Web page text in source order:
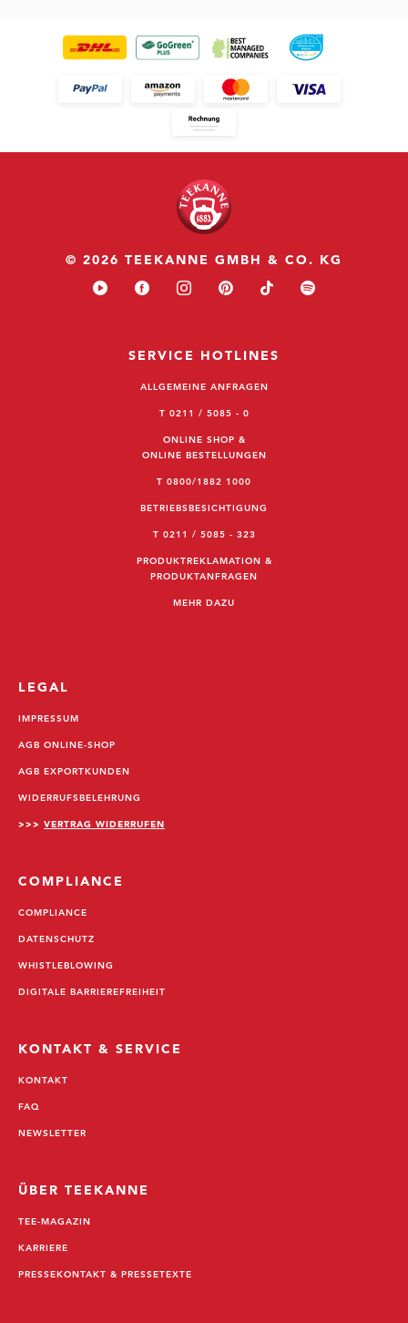
© 2026 TEEKANNE GMBH & CO. KG
SERVICE HOTLINES
ALLGEMEINE ANFRAGEN
T 0211 / 5085 - 0
ONLINE SHOP &
ONLINE BESTELLUNGEN
T 0800/1882 1000
BETRIEBSBESICHTIGUNG
T 0211 / 5085 - 323
PRODUKTREKLAMATION &
PRODUKTANFRAGEN
MEHR DAZU
LEGAL
IMPRESSUM
AGB ONLINE-SHOP
AGB EXPORTKUNDEN
WIDERRUFSBELEHRUNG
>>> VERTRAG WIDERRUFEN
COMPLIANCE
COMPLIANCE
DATENSCHUTZ
WHISTLEBLOWING
DIGITALE BARRIEREFREIHEIT
KONTAKT & SERVICE
KONTAKT
FAQ
NEWSLETTER
ÜBER TEEKANNE
TEE-MAGAZIN
KARRIERE
PRESSEKONTAKT & PRESSETEXTE